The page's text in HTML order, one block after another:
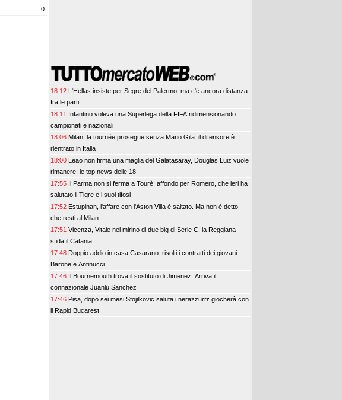
0
18:12 L'Hellas insiste per Segre del Palermo: ma c'è ancora distanza
fra le parti
18:11 Infantino voleva una Superlega della FIFA ridimensionando
campionati e nazionali
18:06 Milan, la tournée prosegue senza Mario Gila: il difensore è
rientrato in Italia
18:00 Leao non firma una maglia del Galatasaray, Douglas Luiz vuole
rimanere: le top news delle 18
17:55 Il Parma non si ferma a Tourè: affondo per Romero, che ieri ha
salutato il Tigre e i suoi tifosi
17:52 Estupinan, l'affare con l'Aston Villa è saltato. Ma non è detto
che resti al Milan
17:51 Vicenza, Vitale nel mirino di due big di Serie C: la Reggiana
sfida il Catania
17:48 Doppio addio in casa Casarano: risolti i contratti dei giovani
Barone e Antinucci
17:46 Il Bournemouth trova il sostituto di Jimenez. Arriva il
connazionale Juanlu Sanchez
17:46 Pisa, dopo sei mesi Stojilkovic saluta i nerazzurri: giocherà con
il Rapid Bucarest